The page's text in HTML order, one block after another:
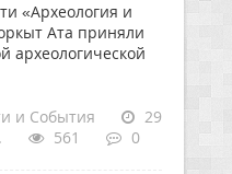
«Археология и
Ата приняли
археологической
и События
29
561 0